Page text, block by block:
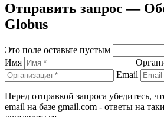
Отправить запрос —
Globus
Это поле оставьте пустым
Имя
Email
Перед отправкой запроса убедитесь,
email на базе gmail.com - ответы на